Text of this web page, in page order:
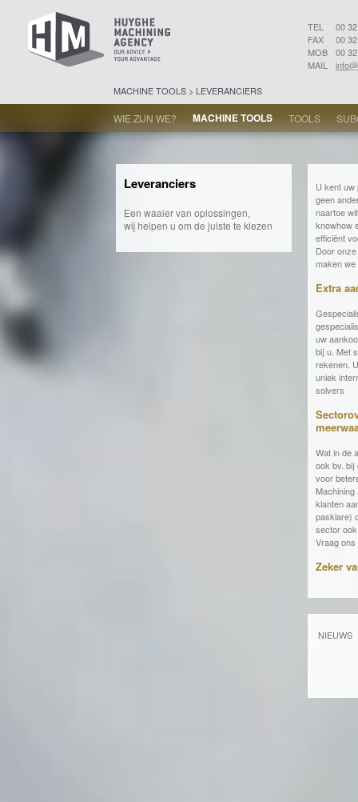
TEL
00
FAX
00
MOB
00
MAIL
MACHINE TOOLS > LEVERANCIERS
WIE ZIJN WE? MACHINE TOOLS TOOLS
Leveranciers
Een waaier van oplossingen,
wij helpen u om de juiste te kiezen
U kent uw
geen
naartoe
knowhow
efficiënt
Door
maken
Extra
uw
bij u. Met
rekenen.
uniek
solvers
Wat in de
ook bv. bij
voor
Machining
klanten
pasklare)
sector
Vraag
Zeker
NIEUWS